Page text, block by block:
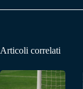
Articoli correlati